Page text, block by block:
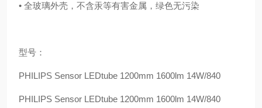
• 全玻璃外壳，不含汞等有害金属，绿色无污染
型号：
PHILIPS Sensor LEDtube 1200mm 1600lm 14W/840
PHILIPS Sensor LEDtube 1200mm 1600lm 14W/840